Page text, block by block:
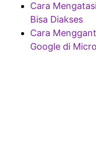
Cara
Bisa Diakses
Cara
Google di